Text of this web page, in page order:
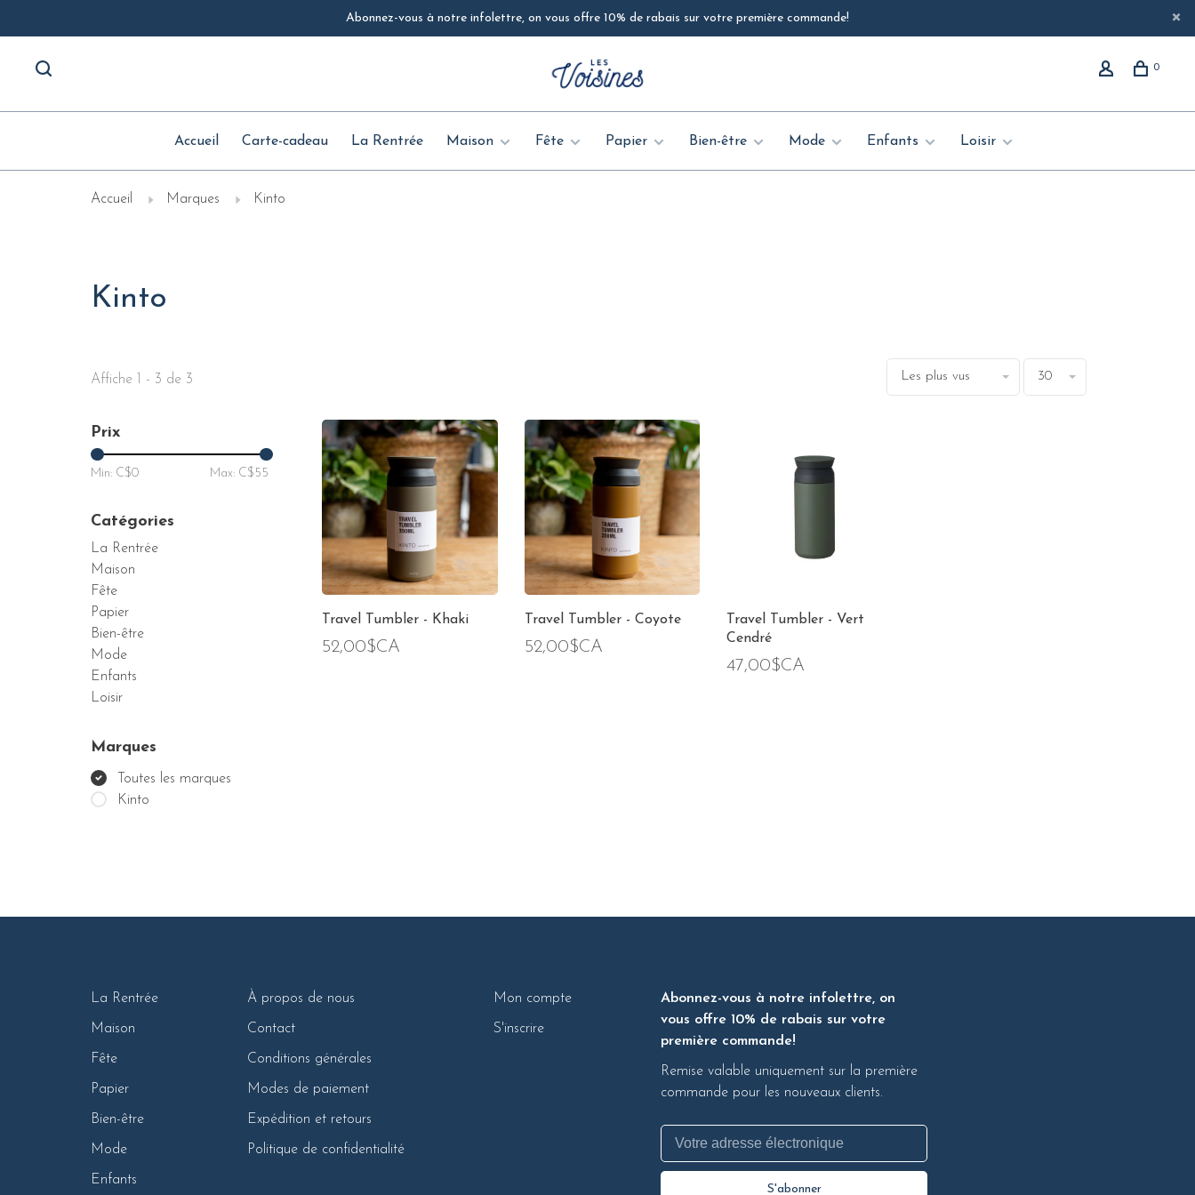
Abonnez-vous à notre infolettre, on vous offre 10% de rabais sur votre première commande!
0
Accueil Carte-cadeau La Rentrée Maison Fête Papier Bien-être Mode Enfants Loisir
Accueil Marques Kinto
Kinto
Affiche 1 - 3 de 3 Les plus vus 30
Prix
Min: C$0 Max: C$ 55
Catégories
La Rentrée
Maison
Fête
Papier
Bien-être
Mode
Enfants
Loisir
Marques
Toutes les marques
Kinto
Travel Tumbler - Khaki
52,00$CA
Travel Tumbler - Coyote
52,00$CA
Travel Tumbler - Vert
Cendré
47,00$CA
La Rentrée
Maison
Fête
Papier
Bien-être
Mode
Enfants
À propos de nous
Contact
Conditions générales
Modes de paiement
Expédition et retours
Politique de confidentialité
Mon compte
S'inscrire
Abonnez-vous à notre infolettre, on
vous offre 10% de rabais sur votre
première commande!
Remise valable uniquement sur la première
commande pour les nouveaux clients.
S'abonner